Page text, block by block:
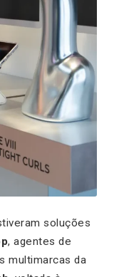
soluções
, agentes de
multimarcas da